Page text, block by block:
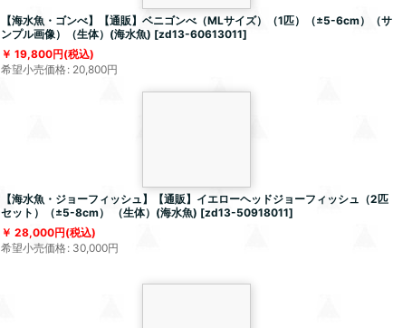
【海水魚・ゴンべ】【通販】ベニゴンべ（MLサイズ）（1匹）（±5-6cm）（サ
ンプル画像）（生体）(海水魚) [zd13-60613011]
19,800円(税込)
希望小売価格: 20,800円
【海水魚・ジョーフィッシュ】【通販】イエローヘッドジョーフィッシュ（2匹
セット）（±5-8cm） （生体）(海水魚) [zd13-50918011]
28,000円(税込)
希望小売価格: 30,000円